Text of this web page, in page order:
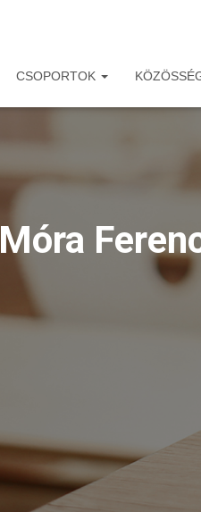
CSOPORTOK
Móra